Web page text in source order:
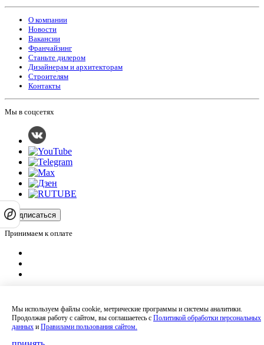
О компании
Новости
Вакансии
Франчайзинг
Станьте дилером
Дизайнерам и архитекторам
Строителям
Контакты
Мы в соцсетях
Подписаться
Принимаем к оплате
своих персональных данных в соответствии сполитикой
конфиденциальности.
Сайт не является публичной офертой и носит информационный характер.
Политика обработки персональных данных
Мы используем файлы cookie, метрические программы и системы аналитики.
Продолжая работу с сайтом, вы соглашаетесь с Политикой обработки персональных
данных и Правилами пользования сайтом.